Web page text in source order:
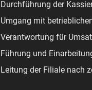
Durchführung der
Umgang mit
Verantwortung für
Führung und
Leitung der Filiale nach